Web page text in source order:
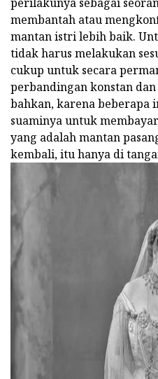
membantah atau
mantan istri lebih baik.
tidak harus melakukan
cukup untuk secara
perbandingan konstan
bahkan, karena beberapa
suaminya untuk
yang adalah mantan
kembali, itu hanya di